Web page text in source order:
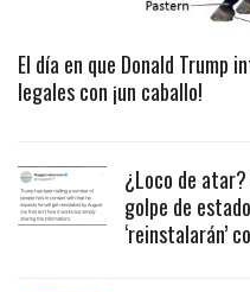
El día en que Donald Trump
legales con ¡un caballo!
¿Loco de
golpe de
‘reinstalarán’